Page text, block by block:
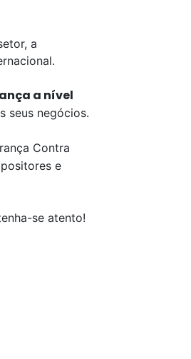
a
a nível
seus negócios.
Contra
e
se atento!